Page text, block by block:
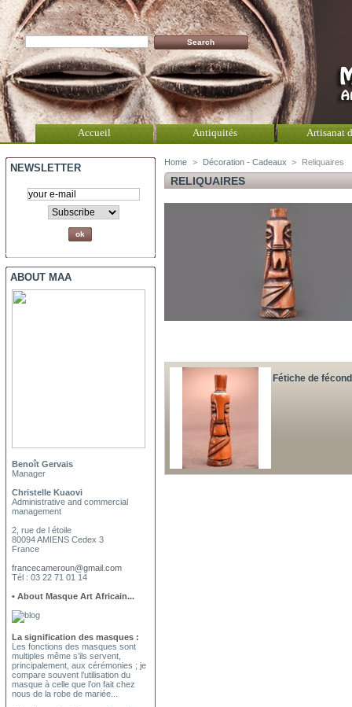
Accueil Antiquités Artisanat
NEWSLETTER
ABOUT MAA
Benoît Gervais
Manager
Christelle Kuaovi
Administrative and commercial
management
2, rue de l étoile
80094 AMIENS Cedex 3
France
francecameroun@gmail.com
Tél : 03 22 71 01 14
• About Masque Art Africain...
La signification des masques :
Les fonctions des masques sont
multiples même s’ils servent,
principalement, aux cérémonies ; je
compare souvent l’utilisation du
masque à celle que l’on fait chez
nous de la robe de mariée...
Home > Décoration - Cadeaux > Reliquaires
RELIQUAIRES
Fétiche de